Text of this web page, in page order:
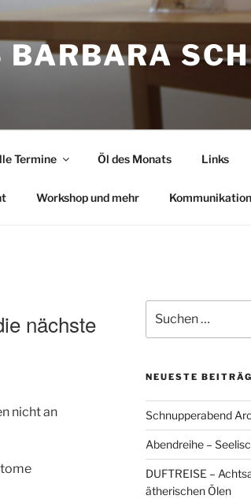
Termine Öl des Monats Links
Workshop und mehr
nächste
nicht an
nach:
NEUESTE
Schnupperabend
Abendreihe –
DUFTREISE –
ätherischen Ölen